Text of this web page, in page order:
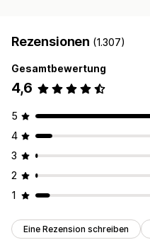
Rezensionen (1.307)
Gesamtbewertung
4,6
5
4
3
2
1
Eine Rezension schreiben